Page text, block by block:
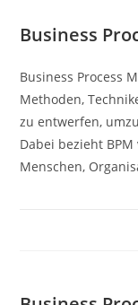
Business
Business Process
Methoden,
zu entwerfen,
Dabei bezieht
Menschen,